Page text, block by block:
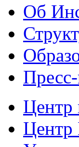
Об
Центр